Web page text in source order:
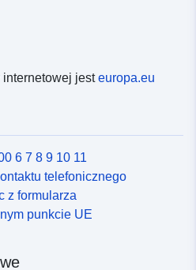
internetowej jesteuropa.eu
6 7 8 9 10 11
telefonicznego
z formularza
punkcie UE